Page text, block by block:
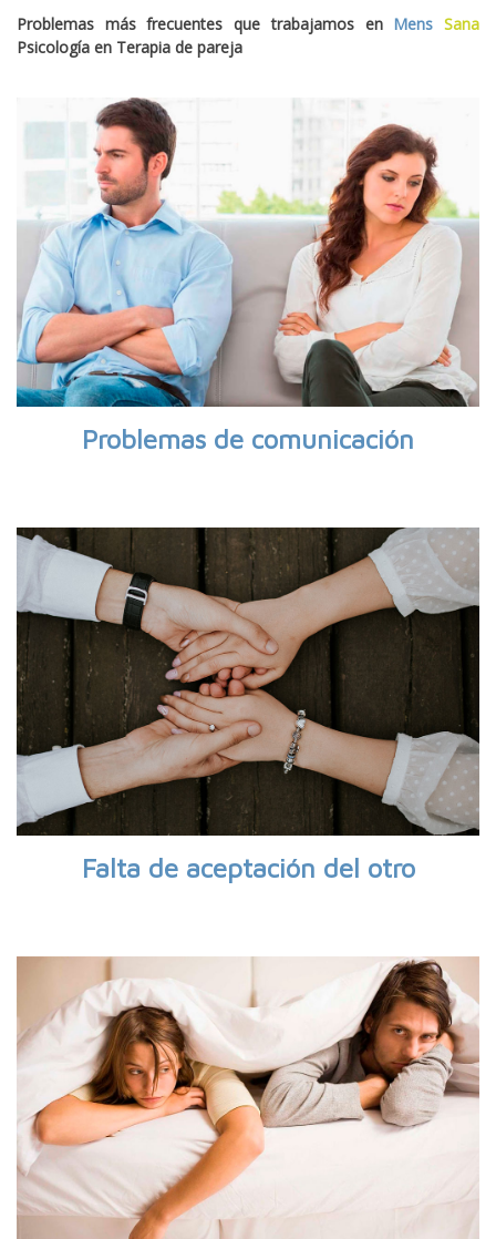
Problemas más frecuentes que trabajamos en Mens Sana
Psicología en Terapia de pareja
Problemas de comunicación
Falta de aceptación del otro